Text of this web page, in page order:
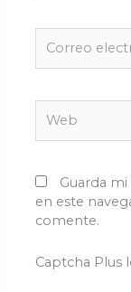
electrónico*
Guarda
en este
comente.
Captcha Plus